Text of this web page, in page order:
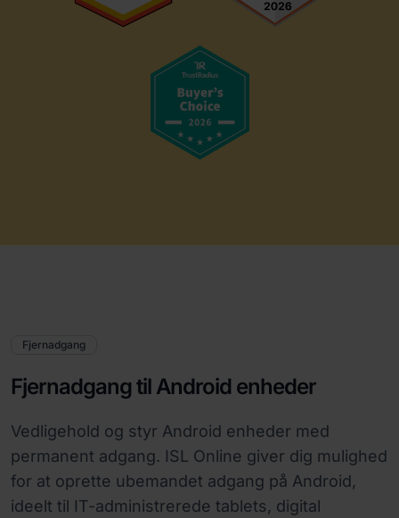
Fjernadgang
Fjernadgang til Android enheder
Vedligehold og styr Android enheder med
permanent adgang. ISL Online giver dig mulighed
for at oprette ubemandet adgang på Android,
ideelt til IT-administrerede tablets, digital